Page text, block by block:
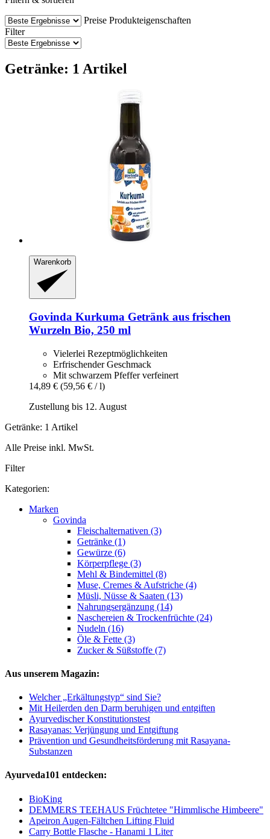
Preise Produkteigenschaften
Filter
Getränke: 1 Artikel
Warenkorb
Govinda Kurkuma Getränk aus frischen
Wurzeln Bio, 250 ml
Vielerlei Rezeptmöglichkeiten
Erfrischender Geschmack
Mit schwarzem Pfeffer verfeinert
14,89 € (59,56 € / l)
Zustellung bis 12. August
Getränke: 1 Artikel
Alle Preise inkl. MwSt.
Filter
Kategorien:
Marken
Govinda
Fleischalternativen (3)
Getränke (1)
Gewürze (6)
Körperpflege (3)
Mehl & Bindemittel (8)
Muse, Cremes & Aufstriche (4)
Müsli, Nüsse & Saaten (13)
Nahrungsergänzung (14)
Naschereien & Trockenfrüchte (24)
Nudeln (16)
Öle & Fette (3)
Zucker & Süßstoffe (7)
Aus unserem Magazin:
Welcher „Erkältungstyp“ sind Sie?
Mit Heilerden den Darm beruhigen und entgiften
Ayurvedischer Konstitutionstest
Rasayanas: Verjüngung und Entgiftung
Prävention und Gesundheitsförderung mit Rasayana-
Substanzen
Ayurveda101 entdecken:
BioKing
DEMMERS TEEHAUS Früchtetee "Himmlische Himbeere"
Apeiron Augen-Fältchen Lifting Fluid
Carry Bottle Flasche - Hanami 1 Liter